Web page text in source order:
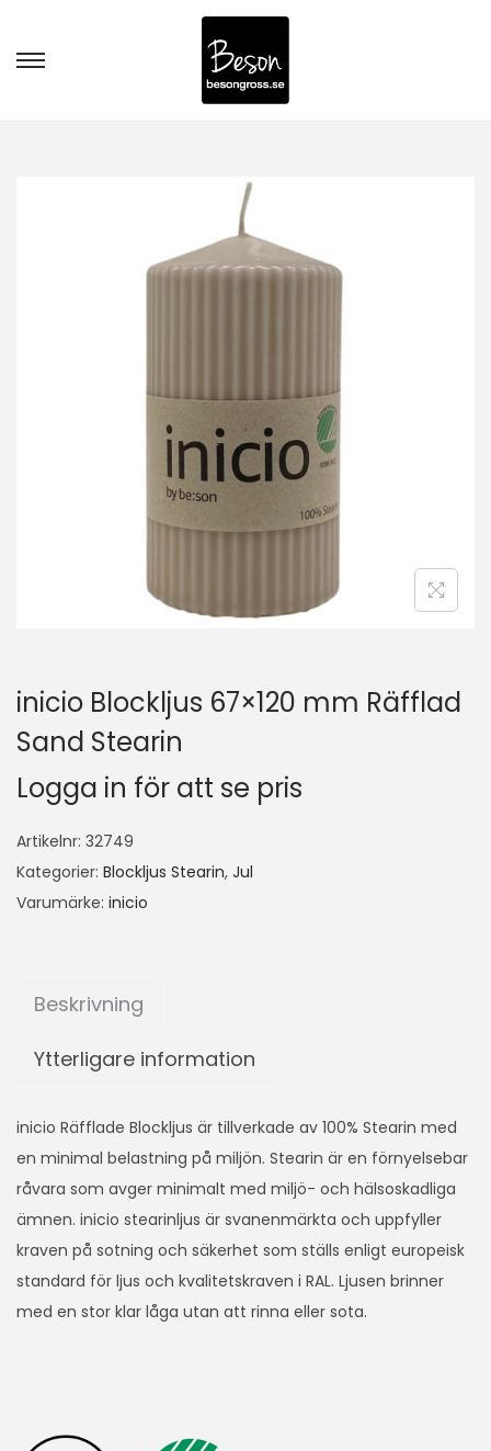
inicio Blockljus 67×120 mm Räfflad
Sand Stearin
Logga in för att se pris
Artikelnr: 32749
Kategorier: Blockljus Stearin, Jul
Varumärke: inicio
Beskrivning
Ytterligare information
inicio Räfflade Blockljus är tillverkade av 100% Stearin med
en minimal belastning på miljön. Stearin är en förnyelsebar
råvara som avger minimalt med miljö- och hälsoskadliga
ämnen. inicio stearinljus är svanenmärkta och uppfyller
kraven på sotning och säkerhet som ställs enligt europeisk
standard för ljus och kvalitetskraven i RAL. Ljusen brinner
med en stor klar låga utan att rinna eller sota.